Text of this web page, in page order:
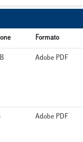
Formato
Adobe PDF
Adobe PDF